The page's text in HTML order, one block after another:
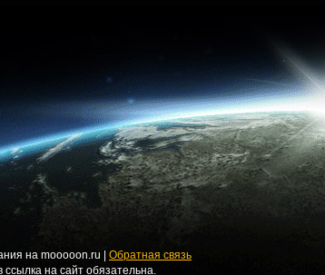
на mooooon.ru | Обратная связь
на сайт обязательна.